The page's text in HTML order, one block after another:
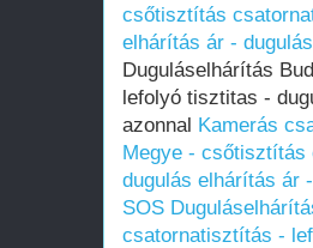
csőtisztítás
elhárítás ár -
Duguláselhárítás
lefolyó tisztitas -
azonnal Kamerás
Megye -
dugulás elhárítás ár
SOS
csatornatisztítás -